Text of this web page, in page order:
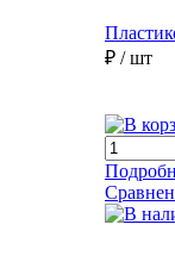
₽ / шт